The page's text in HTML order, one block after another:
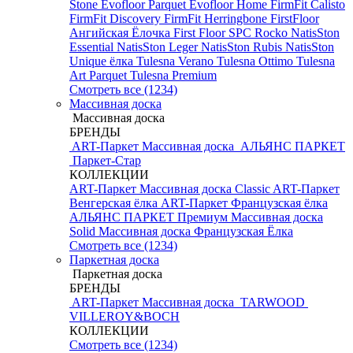
Stone Evofloor Parquet Evofloor Home FirmFit Calisto
FirmFit Discovery FirmFit Herringbone FirstFloor
Ангийская Ёлочка First Floor SPC Rocko NatisSton
Essential NatisSton LegerNatisSton Rubis NatisSton
Unique ёлка Tulesna Verano Tulesna Ottimo Tulesna
Art Parquet Tulesna Premium
Смотреть все (1234)
Массивная доска
Массивная доска
БРЕНДЫ
ART-Паркет Массивная доска АЛЬЯНС ПАРКЕТ
Паркет-Стар
КОЛЛЕКЦИИ
ART-Паркет Массивная доска Classic ART-Паркет
Венгерская ёлка ART-Паркет Французская ёлка
АЛЬЯНС ПАРКЕТ Премиум Массивная доска
Solid Массивная доска Французская Ёлка
Смотреть все (1234)
Паркетная доска
Паркетная доска
БРЕНДЫ
ART-Паркет Массивная доска TARWOOD
VILLEROY&BOCH
КОЛЛЕКЦИИ
Смотреть все (1234)